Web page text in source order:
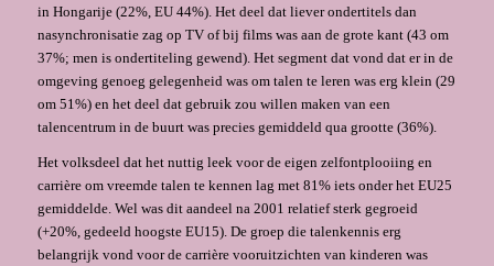
in Hongarije (22%, EU 44%). Het deel dat liever ondertitels dan
nasynchronisatie zag op TV of bij films was aan de grote kant (43 om
37%; men is ondertiteling gewend). Het segment dat vond dat er in de
omgeving genoeg gelegenheid was om talen te leren was erg klein (29
om 51%) en het deel dat gebruik zou willen maken van een
talencentrum in de buurt was precies gemiddeld qua grootte (36%).
Het volksdeel dat het nuttig leek voor de eigen zelfontplooiing en
carrière om vreemde talen te kennen lag met 81% iets onder het EU25
gemiddelde. Wel was dit aandeel na 2001 relatief sterk gegroeid
(+20%, gedeeld hoogste EU15). De groep die talenkennis erg
belangrijk vond voor de carrière vooruitzichten van kinderen was